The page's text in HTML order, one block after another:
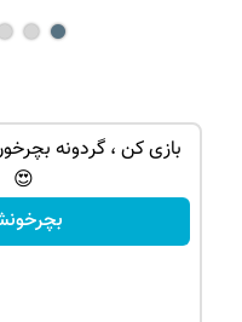
بازی کن ، گردونه
😍